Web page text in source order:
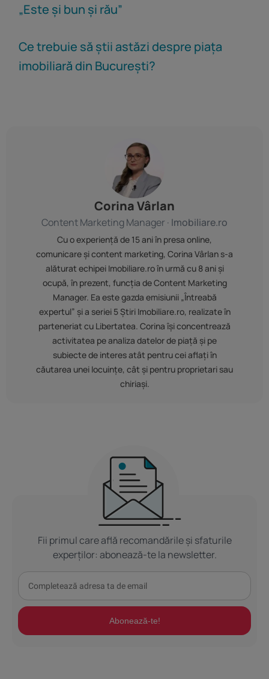
„Este și bun și rău”
Ce trebuie să știi astăzi despre piața
imobiliară din București?
Corina Vârlan
Content Marketing Manager · Imobiliare.ro
Cu o experiență de 15 ani în presa online,
comunicare și content marketing, Corina Vârlan s-a
alăturat echipei Imobiliare.ro în urmă cu 8 ani și
ocupă, în prezent, funcția de Content Marketing
Manager. Ea este gazda emisiunii „Întreabă
expertul” și a seriei 5 Știri Imobiliare.ro, realizate în
parteneriat cu Libertatea. Corina își concentrează
activitatea pe analiza datelor de piață și pe
subiecte de interes atât pentru cei aflați în
căutarea unei locuințe, cât și pentru proprietari sau
chiriași.
Fii primul care află recomandările și sfaturile
experților: abonează-te la newsletter.
Abonează-te!